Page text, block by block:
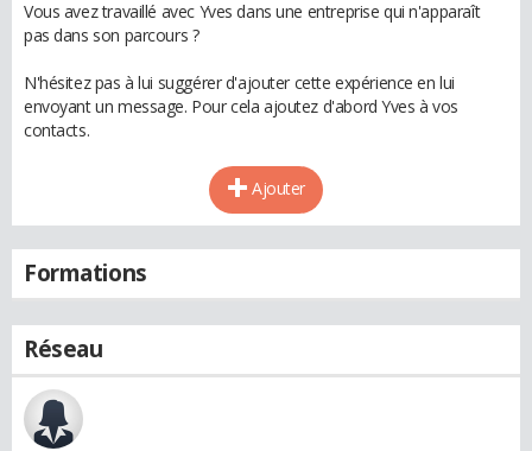
Vous avez travaillé avec Yves dans une entreprise qui n'apparaît
pas dans son parcours ?
N'hésitez pas à lui suggérer d'ajouter cette expérience en lui
envoyant un message. Pour cela ajoutez d'abord Yves à vos
contacts.
Ajouter
Formations
Réseau